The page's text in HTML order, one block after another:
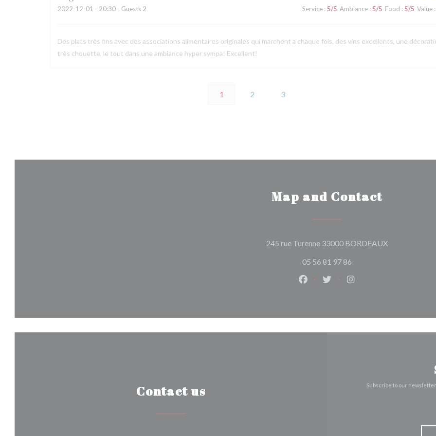
2022-12-01 - 20:30 - Guests 2 Service: 5/5 Ambiance: 5/5 Food : 5/5 Value:
Des plats très fins avec des associations alimentaires originales qui marchent a chaque fois, des vins excellents, une
très chouette, le tout dans une ambiance hyper sympa! Excellent!
1 2 3
Map and Contact
245 rue Turenne 33000 BORDEAUX((opens in a
05 56 81 97 86
Facebook ((opens in a new window))
Twitter ((opens in a new
Instagram ((opens in a
Contact us
Subscribe to our